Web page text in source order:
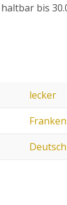
bis
lecker